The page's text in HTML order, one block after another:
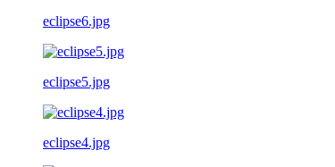
eclipse6.jpg
eclipse5.jpg
eclipse4.jpg